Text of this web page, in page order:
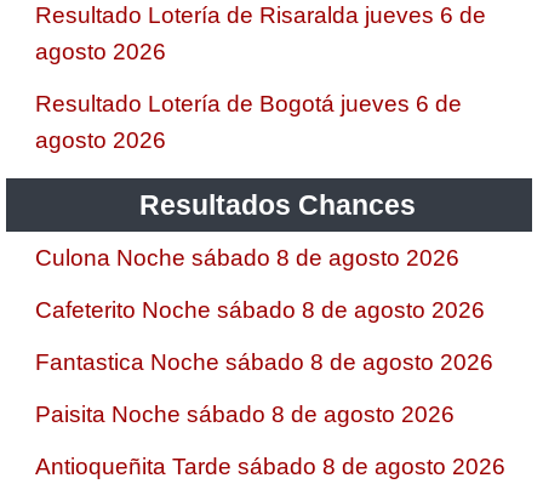
Resultado Lotería de Risaralda jueves 6 de
agosto 2026
Resultado Lotería de Bogotá jueves 6 de
agosto 2026
Resultados Chances
Culona Noche sábado 8 de agosto 2026
Cafeterito Noche sábado 8 de agosto 2026
Fantastica Noche sábado 8 de agosto 2026
Paisita Noche sábado 8 de agosto 2026
Antioqueñita Tarde sábado 8 de agosto 2026